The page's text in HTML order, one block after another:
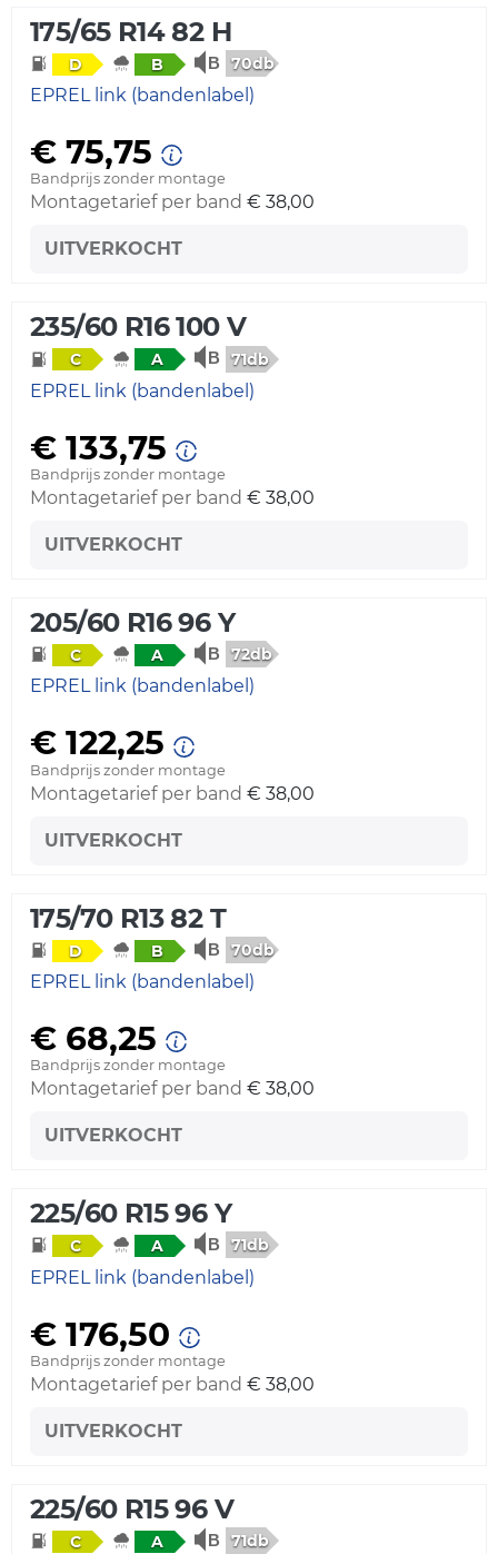
175/65 R14 82 H
D B 70db
EPREL link (bandenlabel)
€ 75,75
Bandprijs zonder montage
Montagetarief per band € 38,00
UITVERKOCHT
235/60 R16 100 V
C A 71db
EPREL link (bandenlabel)
€ 133,75
Bandprijs zonder montage
Montagetarief per band € 38,00
UITVERKOCHT
205/60 R16 96 Y
C A 72db
EPREL link (bandenlabel)
€ 122,25
Bandprijs zonder montage
Montagetarief per band € 38,00
UITVERKOCHT
175/70 R13 82 T
D B 70db
EPREL link (bandenlabel)
€ 68,25
Bandprijs zonder montage
Montagetarief per band € 38,00
UITVERKOCHT
225/60 R15 96 Y
C A 71db
EPREL link (bandenlabel)
€ 176,50
Bandprijs zonder montage
Montagetarief per band € 38,00
UITVERKOCHT
225/60 R15 96 V
C A 71db